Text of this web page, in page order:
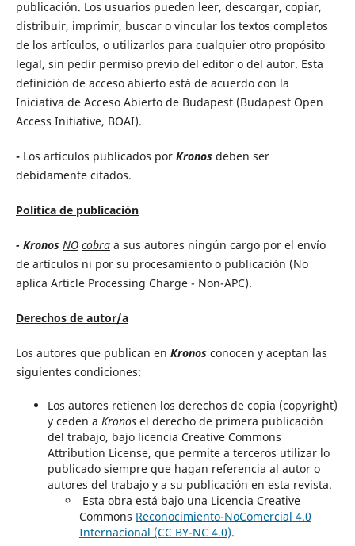
publicación. Los usuarios pueden leer, descargar, copiar,
distribuir, imprimir, buscar o vincular los textos completos
de los artículos, o utilizarlos para cualquier otro propósito
legal, sin pedir permiso previo del editor o del autor. Esta
definición de acceso abierto está de acuerdo con la
Iniciativa de Acceso Abierto de Budapest (Budapest Open
Access Initiative, BOAI).
-Los artículos publicados por Kronos deben ser
debidamente citados.
Política de publicación
- Kronos NO cobraa sus autores ningún cargo por el envío
de artículos ni por su procesamiento o publicación (No
aplica Article Processing Charge - Non-APC).
Derechos de autor/a
Los autores que publican en Kronos conocen y aceptan las
siguientes condiciones:
Los autores retienen los derechos de copia (copyright)
y ceden a Kronosel derecho de primera publicación
del trabajo, bajo licencia Creative Commons
Attribution License, que permite a terceros utilizar lo
publicado siempre que hagan referencia al autor o
autores del trabajo y a su publicación en esta revista.
Esta obra está bajo una Licencia Creative
Commons Reconocimiento-NoComercial 4.0
Internacional (CC BY-NC 4.0).